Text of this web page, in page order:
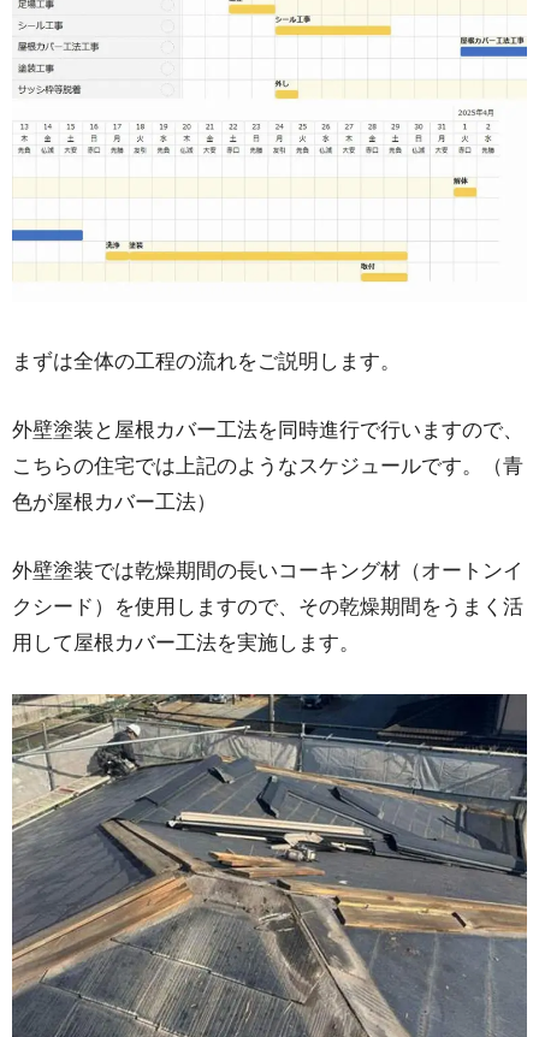
まずは全体の工程の流れをご説明します。
外壁塗装と屋根カバー工法を同時進行で行いますので、
こちらの住宅では上記のようなスケジュールです。（青
色が屋根カバー工法）
外壁塗装では乾燥期間の長いコーキング材（オートンイ
クシード）を使用しますので、その乾燥期間をうまく活
用して屋根カバー工法を実施します。